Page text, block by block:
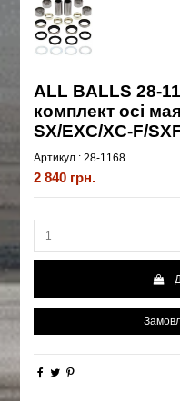
ALL BALLS 28-
комплект осі
SX/EXC/XC-F/
Артикул : 28-1168
2 840 грн.